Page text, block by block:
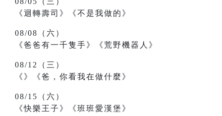
《迴轉壽司》《不是我做的》
08/08（六）
《爸爸有一千隻手》《荒野機器人》
08/12（三）
《》《爸，你看我在做什麼》
08/15（六）
《快樂王子》《班班愛漢堡》